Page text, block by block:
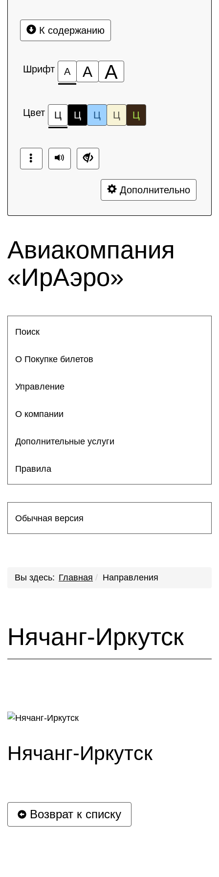
К содержанию
Шрифт А А А
Цвет Ц Ц Ц Ц Ц
Дополнительно
Авиакомпания
«ИрАэро»
Поиск
О Покупке билетов
Управление
О компании
Дополнительные услуги
Правила
Обычная версия
Вы здесь: Главная Направления
Нячанг-Иркутск
Нячанг-Иркутск
Возврат к списку